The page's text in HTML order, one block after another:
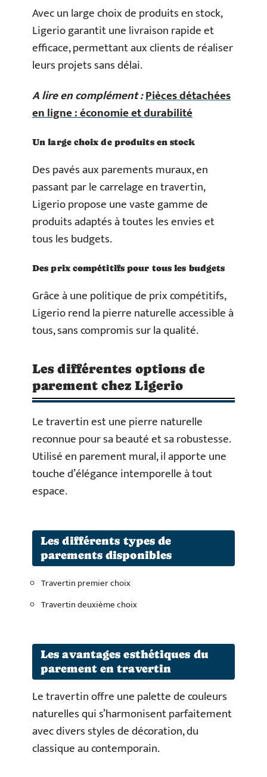
Avec un large choix de produits en stock,
Ligerio garantit une livraison rapide et
efficace, permettant aux clients de réaliser
leurs projets sans délai.
A lire en complément :Pièces détachées
en ligne : économie et durabilité
Un large choix de produits en stock
Des pavés aux parements muraux, en
passant par le carrelage en travertin,
Ligerio propose une vaste gamme de
produits adaptés à toutes les envies et
tous les budgets.
Des prix compétitifs pour tous les budgets
Grâce à une politique de prix compétitifs,
Ligerio rend la pierre naturelle accessible à
tous, sans compromis sur la qualité.
Les différentes options de
parement chez Ligerio
Le travertin est une pierre naturelle
reconnue pour sa beauté et sa robustesse.
Utilisé en parement mural, il apporte une
touche d’élégance intemporelle à tout
espace.
Les différents types de
parements disponibles
Travertin premier choix
Travertin deuxième choix
Les avantages esthétiques du
parement en travertin
Le travertin offre une palette de couleurs
naturelles qui s’harmonisent parfaitement
avec divers styles de décoration, du
classique au contemporain.